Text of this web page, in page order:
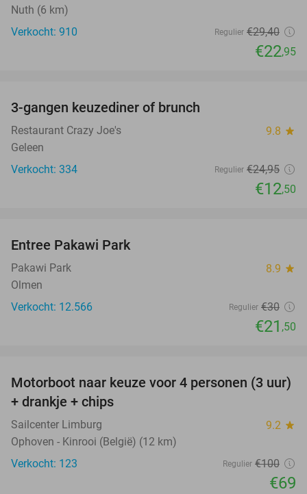
Nuth (6 km)
Verkocht: 910
Regulier €29,40
€22,95
3-gangen keuzediner of brunch
Restaurant Crazy Joe's 9.8 star
Geleen
Verkocht: 334
Regulier €24,95
€12,50
Entree Pakawi Park
Pakawi Park 8.9 star
Olmen
Verkocht: 12.566
Regulier €30
€21 ,50
31%
Motorboot naar keuze voor 4 personen (3 uur)
+ drankje + chips
Sailcenter Limburg 9.2 star
Ophoven - Kinrooi (België) (12 km)
Verkocht: 123
Regulier €100
€69